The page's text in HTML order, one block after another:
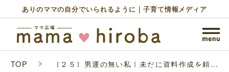
ありのママの自分でいられるように｜子育て情報メディア
TOP ［２５］男運の無い私｜未だに資料作成を頼ん